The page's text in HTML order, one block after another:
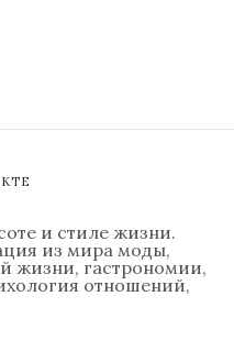
и стиле жизни.
из мира моды,
жизни, гастрономии,
отношений,